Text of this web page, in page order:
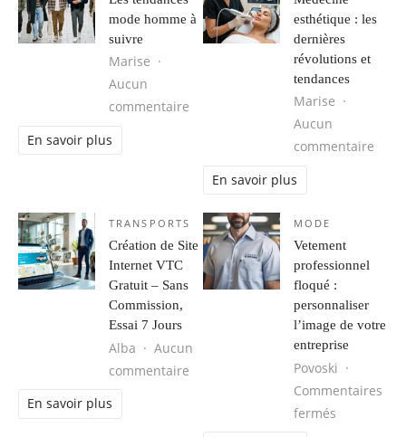
mode homme à
suivre
Marise
Aucun
commentaire sur Les tendances mode homme à
En savoir plus
esthétique : les
dernières
révolutions et
tendances
Marise
Aucun
commentaire
En savoir plus
TRANSPORTS
Création de Site
Internet VTC
Gratuit – Sans
Commission,
Essai 7 Jours
Alba
Aucun
commentaire sur Création de Site Internet VTC
En savoir plus
MODE
Vetement
professionnel
floqué :
personnaliser
l’image de votre
entreprise
Povoski
Commentaires
fermés